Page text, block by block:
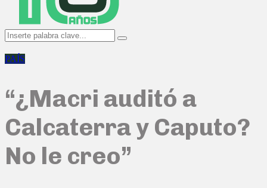
Search
for:
Search
PAÍS
“¿Macri auditó a
Calcaterra y Caputo?
No le creo”